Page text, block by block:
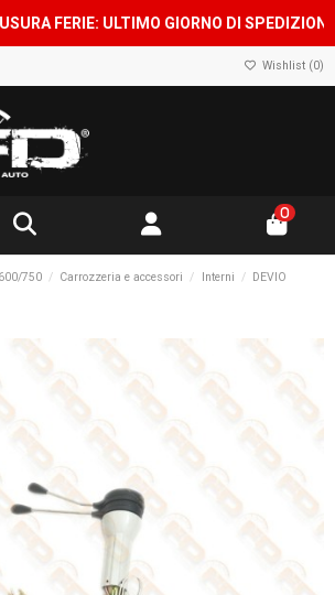
FERIE: ULTIMO GIORNO DI SPEDIZIONE
Wishlist (0)
0
750 Carrozzeria e accessori Interni
DEVIO